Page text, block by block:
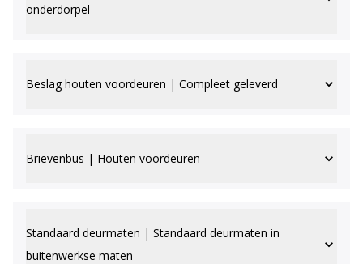
onderdorpel
Beslag houten voordeuren | Compleet geleverd
Brievenbus | Houten voordeuren
Standaard deurmaten | Standaard deurmaten in
buitenwerkse maten